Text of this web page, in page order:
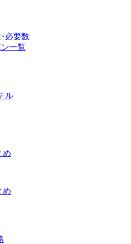
必要数
一覧
ル
め
め